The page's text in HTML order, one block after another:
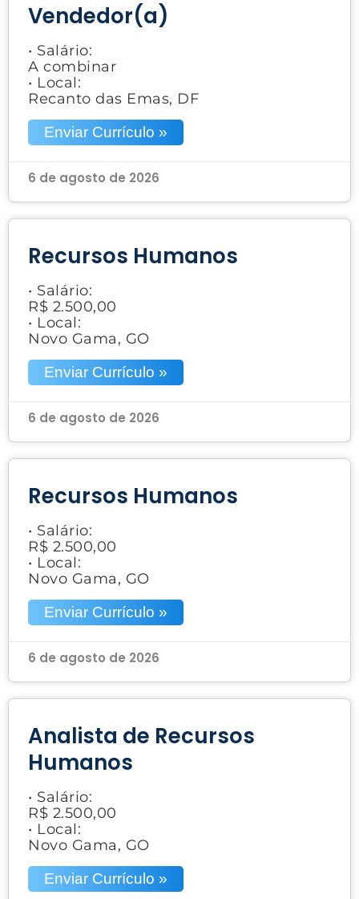
Vendedor(a)
• Salário:
A combinar
• Local:
Recanto das Emas, DF
Enviar Currículo »
6 de agosto de 2026
Recursos Humanos
• Salário:
R$ 2.500,00
• Local:
Novo Gama, GO
Enviar Currículo »
6 de agosto de 2026
Recursos Humanos
• Salário:
R$ 2.500,00
• Local:
Novo Gama, GO
Enviar Currículo »
6 de agosto de 2026
Analista de Recursos
Humanos
• Salário:
R$ 2.500,00
• Local:
Novo Gama, GO
Enviar Currículo »